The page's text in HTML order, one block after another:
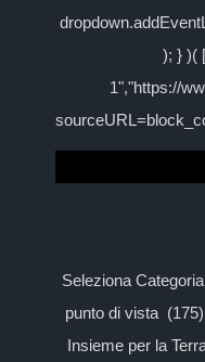
); } )(
1","https://
Seleziona
punto di vista
Insieme per la